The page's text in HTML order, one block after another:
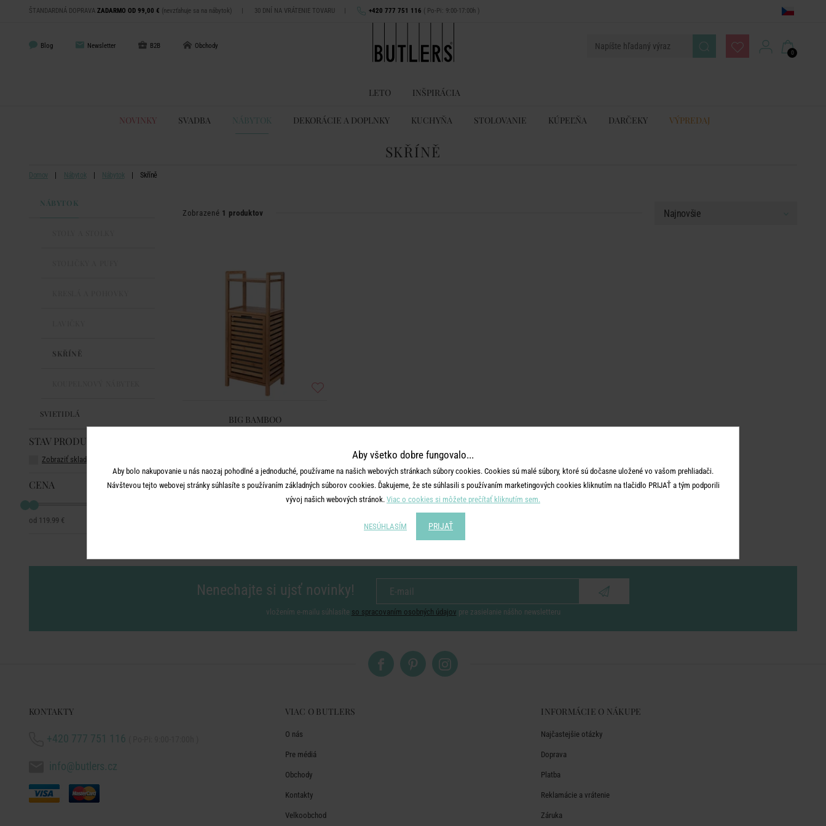
ŠTANDARDNÁ DOPRAVA ZADARMO OD 99,00 € (nevzťahuje sa na nábytok) | 30 DNÍ NA VRÁTENIE TOVARU | +420 777 751 116 ( Po-Pi: 9:00-17:00h )
Blog Newsletter B2B Obchody
0
LETO INŠPIRÁCIA
NOVINKY SVADBA NÁBYTOK DEKORÁCIE A DOPLNKY KUCHYŇA STOLOVANIE KÚPEĽŇA DARČEKY VÝPREDAJ
SKŘÍNĚ
Domov Nábytok Nábytok Skříně
NÁBYTOK
SKŘÍNĚ
SVIETIDLÁ
STAV PRODUKTU
Zobraziť skladom
CENA
119.99 €
Zobrazené 1 produktov
BIG BAMBOO
Nenechajte si ujsť novinky!
vložením e-mailu súhlasíte so spracovaním osobných údajov pre zasielanie nášho newsletteru
KONTAKTY
+420 777 751 116
info@butlers.cz
VIAC O BUTLERS
O nás
Pre médiá
Obchody
Kontakty
Velkoobchod
INFORMÁCIE O NÁKUPE
Najčastejšie otázky
Doprava
Platba
Reklamácie a vrátenie
Záruka
Aby všetko dobre fungovalo...
Aby bolo nakupovanie u nás naozaj pohodlné a jednoduché, používame na našich webových stránkach súbory cookies. Cookies sú malé súbory, ktoré sú dočasne uložené vo vašom prehliadači.
Návštevou tejto webovej stránky súhlasíte s používaním základných súborov cookies. Ďakujeme, že ste súhlasili s používaním marketingových cookies kliknutím na tlačidlo PRIJAŤ a tým podporili
vývoj našich webových stránok. Viac o cookies si môžete prečítať kliknutím sem.
NESÚHLASÍM PRIJAŤ